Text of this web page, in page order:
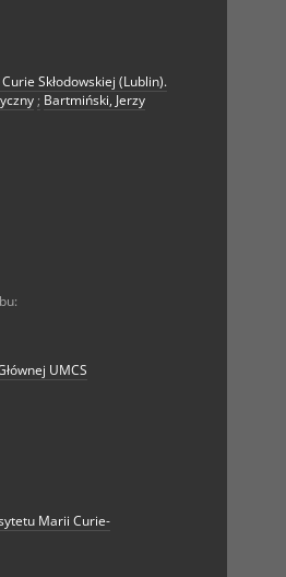
Skłodowskiej (Lublin).
; Bartmiński, Jerzy
UMCS
Marii Curie-